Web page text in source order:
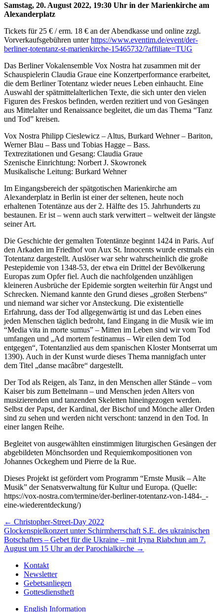
Samstag, 20. August 2022, 19:30 Uhr in der Marienkirche am
Alexanderplatz
Tickets für 25 € / erm. 18 € an der Abendkasse und online zzgl.
Vorverkaufsgebühren unterhttps://www.eventim.de/event/der-
berliner-totentanz-st-marienkirche-15465732/?affiliate=TUG
Das Berliner Vokalensemble Vox Nostra hat zusammen mit der
Schauspielerin Claudia Graue eine Konzertperformance erarbeitet,
die dem Berliner Totentanz wieder neues Leben einhaucht. Eine
Auswahl der spätmittelalterlichen Texte, die sich unter den vielen
Figuren des Freskos befinden, werden rezitiert und von Gesängen
aus Mittelalter und Renaissance begleitet, die um das Thema “Tanz
und Tod” kreisen.
Vox Nostra Philipp Cieslewicz – Altus, Burkard Wehner – Bariton,
Werner Blau – Bass und Tobias Hagge – Bass.
Textrezitationen und Gesang: Claudia Graue
Szenische Einrichtung: Norbert J. Skowronek
Musikalische Leitung: Burkard Wehner
Im Eingangsbereich der spätgotischen Marienkirche am
Alexanderplatz in Berlin ist einer der seltenen, heute noch
erhaltenen Totentänze aus der 2. Hälfte des 15. Jahrhunderts zu
bestaunen. Er ist – wenn auch stark verwittert – weltweit der längste
seiner Art.
Die Geschichte der gemalten Totentänze beginnt 1424 in Paris. Auf
den Arkaden im Friedhof von Aux St. Innocents wurde erstmals ein
Totentanz dargestellt. Auslöser war sehr wahrscheinlich die große
Pestepidemie von 1348-53, der etwa ein Drittel der Bevölkerung
Europas zum Opfer fiel. Auch die nachfolgenden unzähligen
kleineren Ausbrüche der Epidemie sorgten weiterhin für Angst und
Schrecken. Niemand kannte den Grund dieses „großen Sterbens“
und niemand war sicher vor Ansteckung. Die existentielle
Erfahrung, dass der Tod allgegenwärtig ist und das Leben eines
jeden Menschen täglich bedroht, fand Eingang in die Musik wie im
“Media vita in morte sumus” – Mitten im Leben sind wir vom Tod
umfangen und „Ad mortem festinamus – Wir eilen dem Tod
entgegen“, Totentanzlied aus dem spanischen Kloster Montserrat um
1390). Auch in der Kunst wurde dieses Thema mannigfach unter
dem Titel „danse macâbre“ dargestellt.
Der Tod als Reigen, als Tanz, in den Menschen aller Stände – vom
Kaiser bis zum Bettelmann – und Menschen jeden Alters von
musizierenden und tanzenden Skeletten hineingezogen werden.
Selbst der Papst, der Kardinal, der Bischof und Mönche aller Orden
sind zu sehen und werden nicht verschont: tanzend in den Tod. In
einer langen Reihe.
Begleitet von ausgewählten einstimmigen liturgischen Gesängen der
abgebildeten Mönchsorden und Requiemkompositionen von
Johannes Ockeghem und Pierre de la Rue.
Dieses Projekt ist gefördert vom Programm “Ernste Musik – Alte
Musik” der Senatsverwaltung für Kultur und Europa. (Quelle:
https://vox-nostra.com/termine/der-berliner-totentanz-von-1484-_-
eine-wiederentdeckung/)
Beitragsnavigation
← Christopher-Street-Day 2022
Glockenspielkonzert unter Schirmherrschaft S.E. des ukrainischen
Botschafters – Gebet für die Ukraine – mit Iryna Riabchun am 7.
August um 15 Uhr an der Parochialkirche →
Kontakt
Newsletter
Gebetsanliegen
Gottesdienstheft
English Information